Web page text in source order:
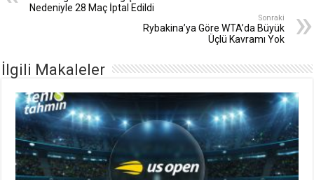
Nedeniyle 28 Maç İptal Edildi
Sonraki
Rybakina’ya Göre WTA’da Büyük
Üçlü Kavramı Yok
İlgili Makaleler